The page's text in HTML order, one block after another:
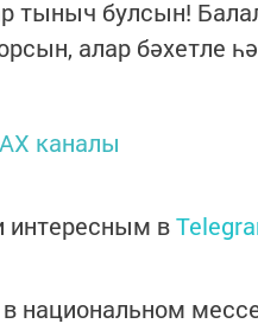
тыныч булсын!
алар бәхетле
каналы
в
в национальном